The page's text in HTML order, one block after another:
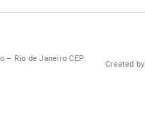
– Rio de Janeiro CEP:
Created by